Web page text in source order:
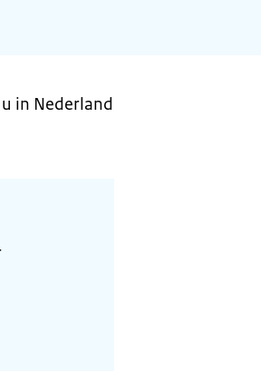
in Nederland